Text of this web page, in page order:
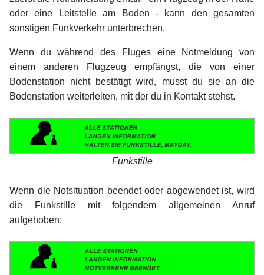
oder eine Leitstelle am Boden - kann den gesamten
sonstigen Funkverkehr unterbrechen.
Wenn du während des Fluges eine Notmeldung von
einem anderen Flugzeug empfängst, die von einer
Bodenstation nicht bestätigt wird, musst du sie an die
Bodenstation weiterleiten, mit der du in Kontakt stehst.
Funkstille
Wenn die Notsituation beendet oder abgewendet ist, wird
die Funkstille mit folgendem allgemeinen Anruf
aufgehoben: